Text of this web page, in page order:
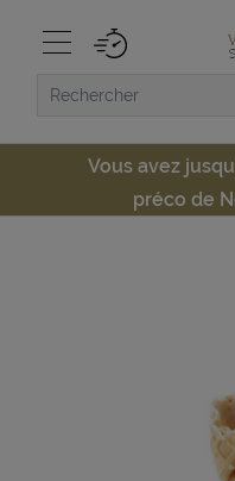
Vous avez
préco de